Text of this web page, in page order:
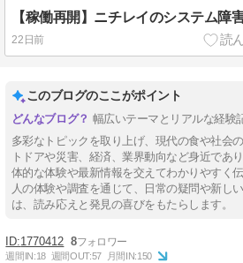
22日前
このブログのここがポイント
幅広いテーマとリアルな経験
多彩なトピックを取り上げ、現代の食や社会
トドアや災害、経済、業界動向など身近であ
体的な体験や最新情報を交えてわかりやすく
人の体験や調査を通じて、日常の疑問や新し
は、読み応えと発見の喜びをもたらします。
1770412 8
週間IN:18 週間OUT:57 月間IN:150